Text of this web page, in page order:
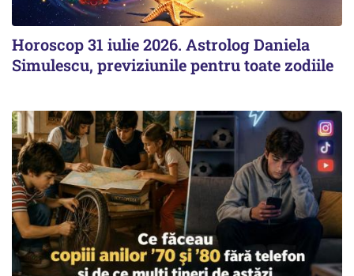
Horoscop 31 iulie 2026. Astrolog Daniela
Simulescu, previziunile pentru toate zodiile